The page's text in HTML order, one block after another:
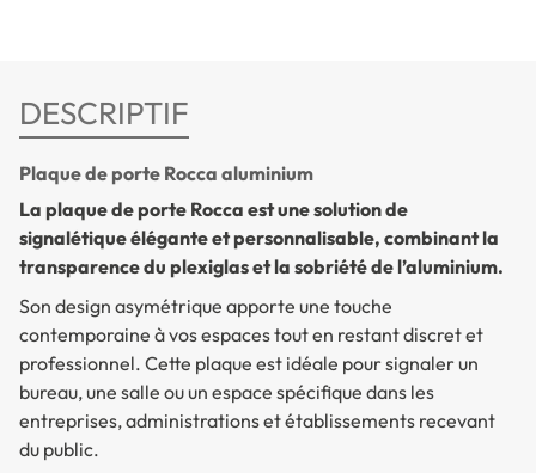
DESCRIPTIF
Plaque de porte Rocca aluminium
La plaque de porte Rocca est une solution de
signalétique élégante et personnalisable, combinant la
transparence du plexiglas et la sobriété de l’aluminium.
Son design asymétrique apporte une touche
contemporaine à vos espaces tout en restant discret et
professionnel. Cette plaque est idéale pour signaler un
bureau, une salle ou un espace spécifique dans les
entreprises, administrations et établissements recevant
du public.